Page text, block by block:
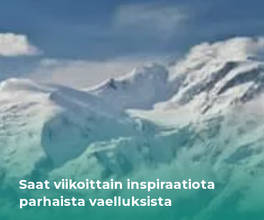
Saat viikoittain inspiraatiota
parhaista vaelluksista